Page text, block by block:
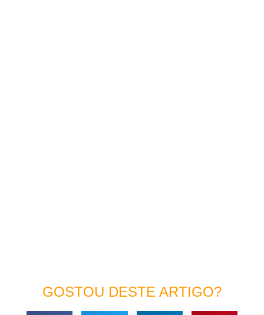
GOSTOU DESTE ARTIGO?